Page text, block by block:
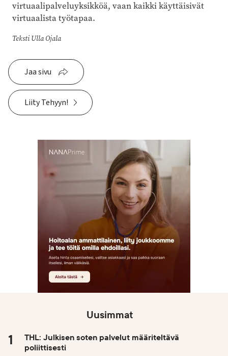
virtuaalipalveluyksikköä, vaan kaikki käyttäisivät
virtuaalista työtapaa.
Teksti Ulla Ojala
Jaa sivu
Liity Tehyyn!
Uusimmat
THL: Julkisen soten palvelut määriteltävä
poliittisesti